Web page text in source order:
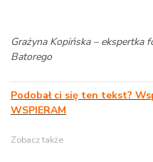
Grażyna Kopińska – ekspertka
Batorego
Podobał ci się ten tekst?
WSPIERAM
Zobacz także